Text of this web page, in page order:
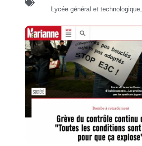
Lycée général et technologique,